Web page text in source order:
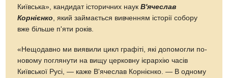
Київська», кандидат історичних наук В'ячеслав
Корнієнко , який займається вивченням історії собору
вже більше п'яти років.
«Нещодавно ми виявили цикл графіті, які допомогли по-
новому поглянути на вищу церковну ієрархію часів
Київської Русі, — каже В'ячеслав Корнієнко. — В одному